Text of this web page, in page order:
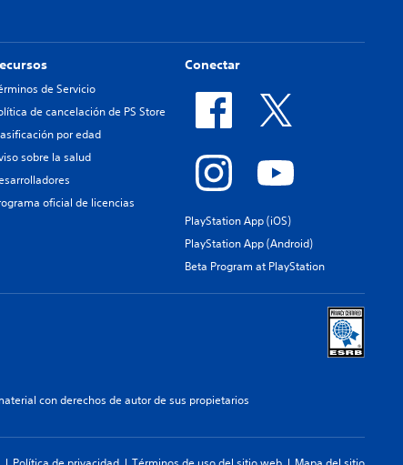
de Servicio
de cancelación de PS Store
por edad
sobre la salud
oficial de licencias
Conectar
PlayStation App (iOS)
PlayStation App (Android)
Beta Program at PlayStation
con derechos de autor de sus propietarios